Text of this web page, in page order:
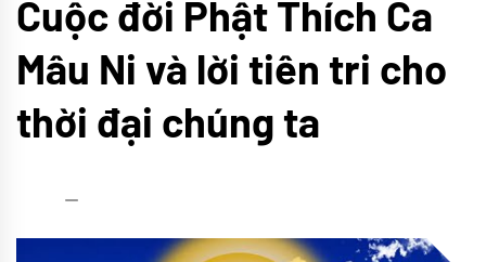
Yoga
TỨC
Cuộc đời Phật Thích Ca
Mâu Ni và lời tiên tri cho
thời đại chúng ta
admin